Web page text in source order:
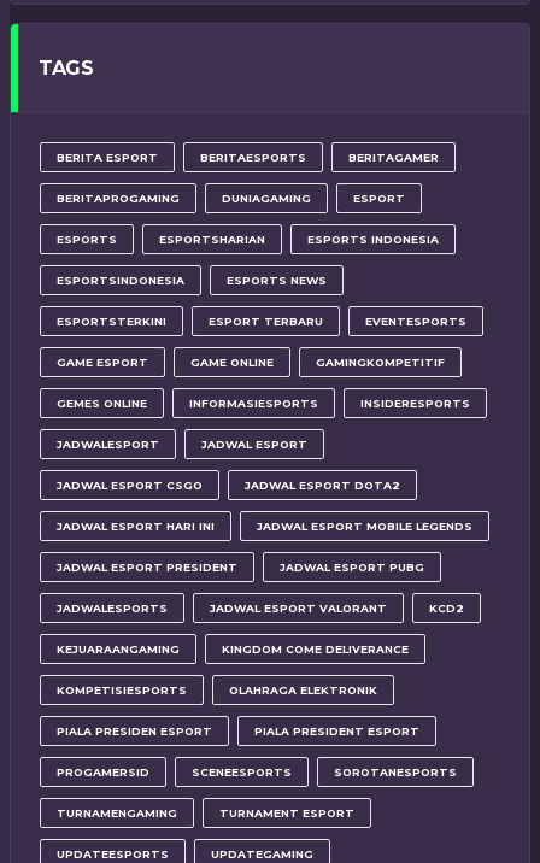
TAGS
BERITA ESPORT BERITAESPORTS BERITAGAMER
BERITAPROGAMING DUNIAGAMING ESPORT
ESPORTS ESPORTSHARIAN ESPORTS INDONESIA
ESPORTSINDONESIA ESPORTS NEWS
ESPORTSTERKINI ESPORT TERBARU EVENTESPORTS
GAME ESPORT GAME ONLINE GAMINGKOMPETITIF
GEMES ONLINE INFORMASIESPORTS INSIDERESPORTS
JADWALESPORT JADWAL ESPORT
JADWAL ESPORT CSGO JADWAL ESPORT DOTA2
JADWAL ESPORT HARI INI JADWAL ESPORT MOBILE LEGENDS
JADWAL ESPORT PRESIDENT JADWAL ESPORT PUBG
JADWALESPORTS JADWAL ESPORT VALORANT KCD2
KEJUARAANGAMING KINGDOM COME DELIVERANCE
KOMPETISIESPORTS OLAHRAGA ELEKTRONIK
PIALA PRESIDEN ESPORT PIALA PRESIDENT ESPORT
PROGAMERSID SCENEESPORTS SOROTANESPORTS
TURNAMENGAMING TURNAMENT ESPORT
UPDATEESPORTS UPDATEGAMING